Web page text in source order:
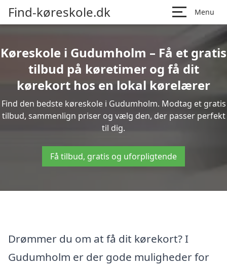
Find-køreskole.dk Menu
Køreskole i Gudumholm – Få et gratis
tilbud på køretimer og få dit
kørekort hos en lokal kørelærer
Find den bedste køreskole i Gudumholm. Modtag et gratis
tilbud, sammenlign priser og vælg den, der passer perfekt
til dig.
Få tilbud, gratis og uforpligtende
Drømmer du om at få dit kørekort? I
Gudumholm er der gode muligheder for